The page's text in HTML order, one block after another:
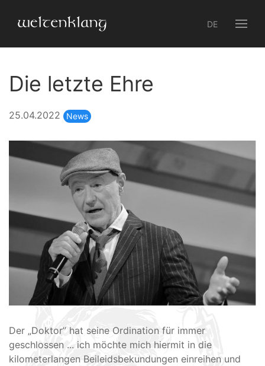
DE
Die letzte Ehre
25.04.2022 News
Der „Doktor” hat seine Ordination für immer
geschlossen ... ich möchte mich hiermit in die
kilometerlangen Beileidsbekundungen einreihen und